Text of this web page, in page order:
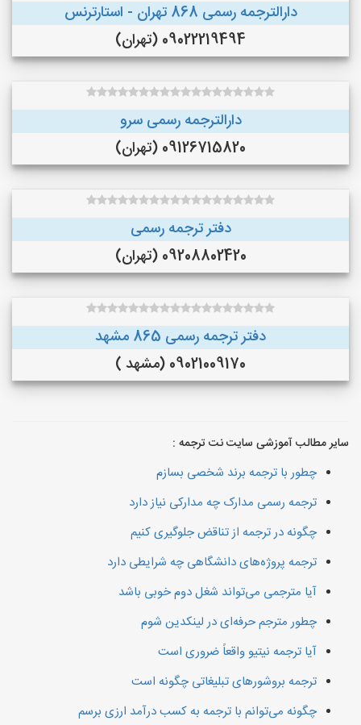
دارالترجمه رسمی 868 تهران - استارترنس
09022219494 (تهران)
دارالترجمه رسمی سرو
09126715820 (تهران)
دفتر ترجمه رسمی
09208802420 (تهران)
دفتر ترجمه رسمی 865 مشهد
09021009170 (مشهد )
سایر مطالب آموزشی سایت نت ترجمه :
چطور با ترجمه برند شخصی بسازم
ترجمه رسمی مدارک چه مدارکی نیاز دارد
چگونه در ترجمه از تناقض جلوگیری کنیم
ترجمه پروژه‌های دانشگاهی چه شرایطی دارد
آیا مترجمی می‌تواند شغل دوم خوبی باشد
چطور مترجم حرفه‌ای در لینکدین شوم
آیا ترجمه نیتیو واقعاً ضروری است
ترجمه بروشورهای تبلیغاتی چگونه است
چگونه می‌توانم با ترجمه به کسب درآمد ارزی برسم